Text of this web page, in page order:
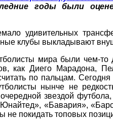
годы были
удивительных
клубы выкладывают
мира были чем-то
как Диего Марадона,
по пальцам.
нынче не
звездой футбола,
«Бавария»,
не покидать топовых